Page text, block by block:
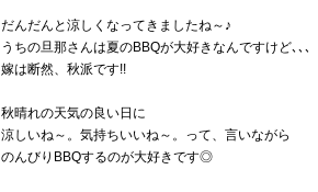
だんだんと涼しくなってきましたね～♪
うちの旦那さんは夏のBBQが大好きなんですけど､､､
嫁は断然、秋派です!!
秋晴れの天気の良い日に
涼しいね～。気持ちいいね～。って、言いながら
のんびりBBQするのが大好きです◎